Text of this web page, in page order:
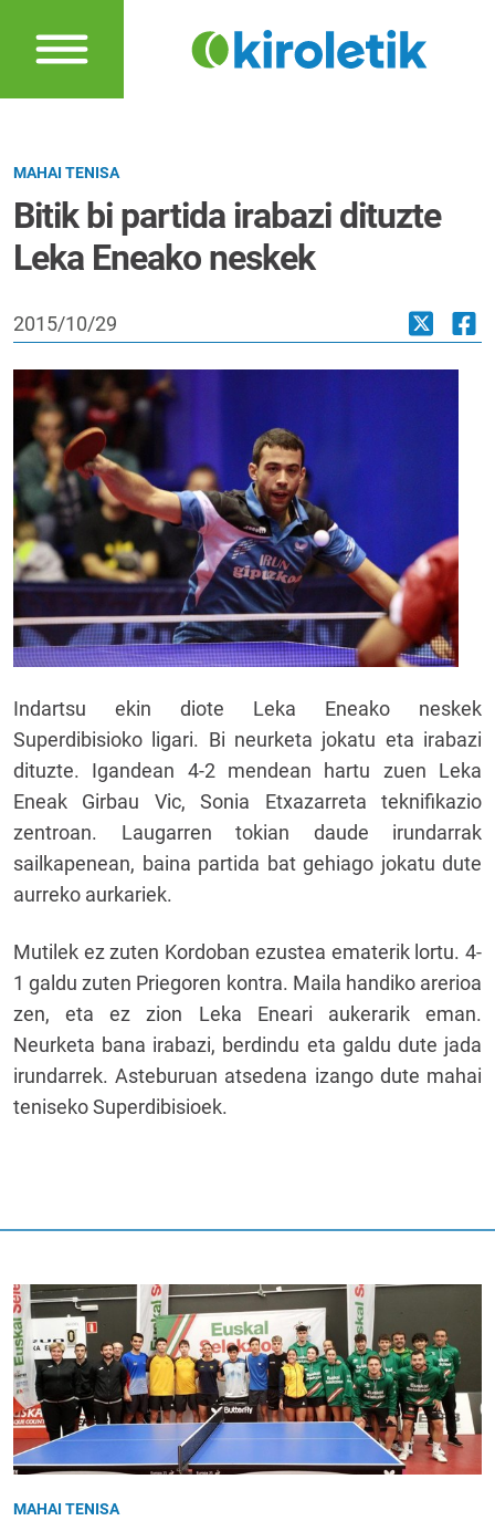
MAHAI TENISA
Bitik bi partida irabazi dituzte
Leka Eneako neskek
2015/10/29
Indartsu ekin diote Leka Eneako neskek
Superdibisioko ligari. Bi neurketa jokatu eta irabazi
dituzte. Igandean 4-2 mendean hartu zuen Leka
Eneak Girbau Vic, Sonia Etxazarreta teknifikazio
zentroan. Laugarren tokian daude irundarrak
sailkapenean, baina partida bat gehiago jokatu dute
aurreko aurkariek.
Mutilek ez zuten Kordoban ezustea ematerik lortu. 4-
1 galdu zuten Priegoren kontra. Maila handiko arerioa
zen, eta ez zion Leka Eneari aukerarik eman.
Neurketa bana irabazi, berdindu eta galdu dute jada
irundarrek. Asteburuan atsedena izango dute mahai
teniseko Superdibisioek.
MAHAI TENISA